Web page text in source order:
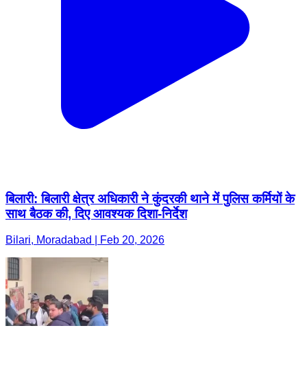
बिलारी: बिलारी क्षेत्र अधिकारी ने कुंदरकी थाने में पुलिस कर्मियों के
साथ बैठक की, दिए आवश्यक दिशा-निर्देश
Bilari, Moradabad | Feb 20, 2026